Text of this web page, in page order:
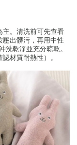
主。清洗前可先查看
出髒污，再用中性
洗乾淨並充分晾乾。
材質耐熱性）。